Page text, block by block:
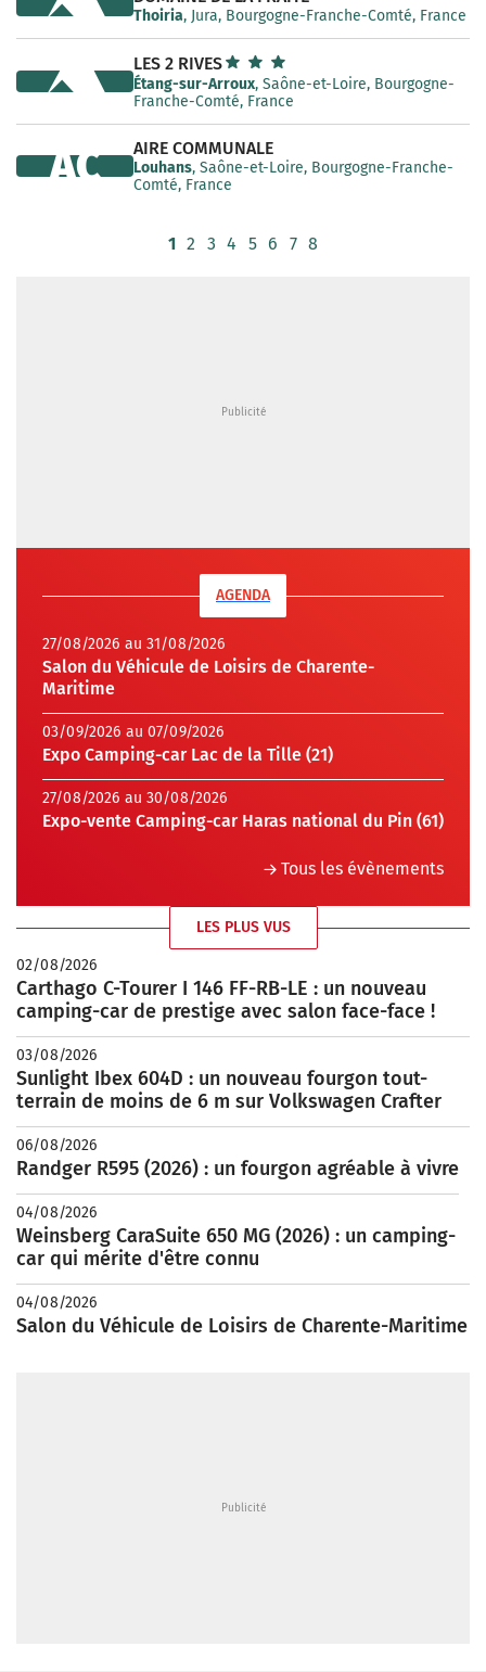
Thoiria, Jura, Bourgogne-Franche-Comté, France
LES 2 RIVES
Étang-sur-Arroux, Saône-et-Loire, Bourgogne-
Franche-Comté, France
AIRE COMMUNALE
Louhans, Saône-et-Loire, Bourgogne-Franche-
Comté, France
AC
1 2 3 4 5 6 7 8
AGENDA
27/08/2026 au 31/08/2026
Salon du Véhicule de Loisirs de Charente-
Maritime
03/09/2026 au 07/09/2026
Expo Camping-car Lac de la Tille (21)
27/08/2026 au 30/08/2026
Expo-vente Camping-car Haras national du Pin (61)
Tous les évènements
LES PLUS VUS
02/08/2026
Carthago C-Tourer I 146 FF-RB-LE : un nouveau
camping-car de prestige avec salon face-face !
03/08/2026
Sunlight Ibex 604D : un nouveau fourgon tout-
terrain de moins de 6 m sur Volkswagen Crafter
06/08/2026
Randger R595 (2026) : un fourgon agréable à vivre
04/08/2026
Weinsberg CaraSuite 650 MG (2026) : un camping-
car qui mérite d'être connu
04/08/2026
Salon du Véhicule de Loisirs de Charente-Maritime